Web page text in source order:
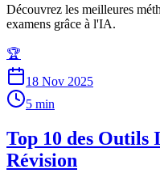
Découvrez les meilleures
examens grâce à l'IA.
🏆
18 Nov 2025
5 min
Top 10 des Outils
Révision